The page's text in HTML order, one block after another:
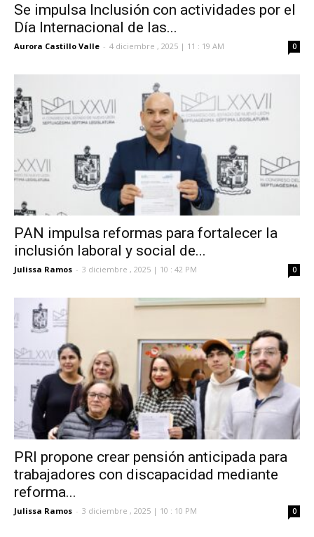
Se impulsa Inclusión con actividades por el
Día Internacional de las...
Aurora Castillo Valle - 4 diciembre , 2025 | 11 : 19 AM 0
PAN impulsa reformas para fortalecer la
inclusión laboral y social de...
Julissa Ramos - 3 diciembre , 2025 | 10 : 42 PM 0
PRI propone crear pensión anticipada para
trabajadores con discapacidad mediante
reforma...
Julissa Ramos - 3 diciembre , 2025 | 10 : 10 PM 0